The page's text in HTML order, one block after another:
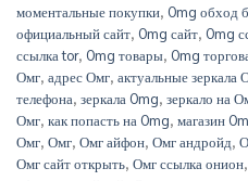
моментальные покупки, Omg обход
официальный сайт, Omg сайт, Omg
ссылка tor, Omg товары, Omg
Омг, адрес Омг, актуальные зеркала
телефона, зеркала Omg, зеркало на
Омг, как попасть на Omg, магазин
Омг, Омг, Омг айфон, Омг андройд,
Омг сайт открыть, Омг ссылка онион,